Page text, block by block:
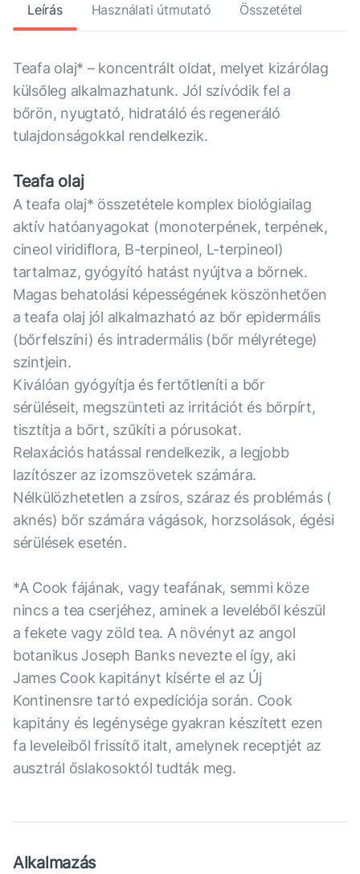
Leírás Használati útmutató Összetétel
Teafa olaj* – koncentrált oldat, melyet kizárólag
külsőleg alkalmazhatunk. Jól szívódik fel a
bőrön, nyugtató, hidratáló és regeneráló
tulajdonságokkal rendelkezik.
Teafa olaj
A teafa olaj* összetétele komplex biológiailag
aktív hatóanyagokat (monoterpének, terpének,
cineol viridiflora, B-terpineol, L-terpineol)
tartalmaz, gyógyító hatást nyújtva a bőrnek.
Magas behatolási képességének köszönhetően
a teafa olaj jól alkalmazható az bőr epidermális
(bőrfelszíni) és intradermális (bőr mélyrétege)
szintjein.
Kiválóan gyógyítja és fertőtleníti a bőr
sérüléseit, megszünteti az irritációt és bőrpírt,
tisztítja a bőrt, szűkíti a pórusokat.
Relaxációs hatással rendelkezik, a legjobb
lazítószer az izomszövetek számára.
Nélkülözhetetlen a zsíros, száraz és problémás (
aknés) bőr számára vágások, horzsolások, égési
sérülések esetén.
*A Cook fájának, vagy teafának, semmi köze
nincs a tea cserjéhez, aminek a leveléből készül
a fekete vagy zöld tea. A növényt az angol
botanikus Joseph Banks nevezte el így, aki
James Cook kapitányt kísérte el az Új
Kontinensre tartó expedíciója során. Cook
kapitány és legénysége gyakran készített ezen
fa leveleiből frissítő italt, amelynek receptjét az
ausztrál őslakosoktól tudták meg.
Alkalmazás